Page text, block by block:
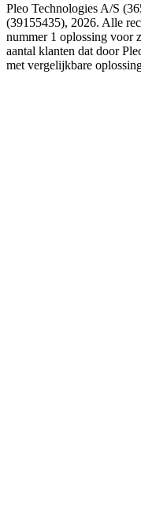
Pleo Technologies A/S
(39155435), 2026. Alle
nummer 1 oplossing voor
aantal klanten dat door
met vergelijkbare